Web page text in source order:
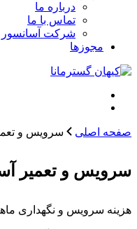
درباره ما
تماس با ما
شرکت آسانسور
مجوزها
صفحه اصلی سرویس و
سرویس و تعمیر
هزینه سرویس و نگهداری